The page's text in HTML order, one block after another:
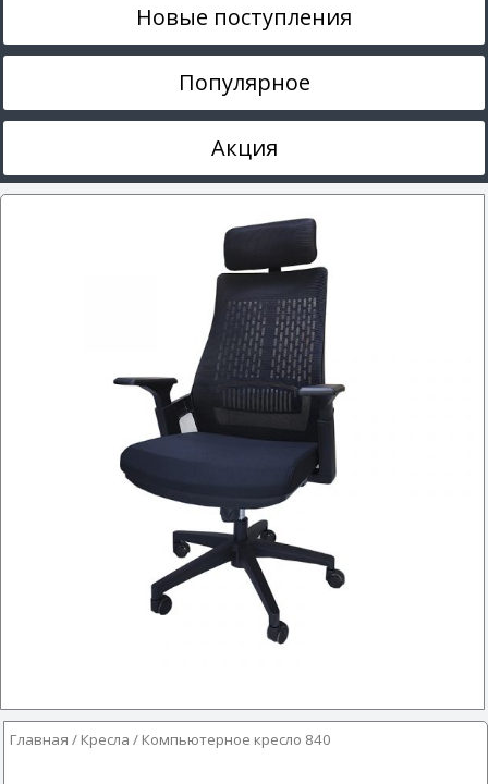
Новые поступления
Популярное
Акция
Главная / Кресла / Компьютерное кресло 840